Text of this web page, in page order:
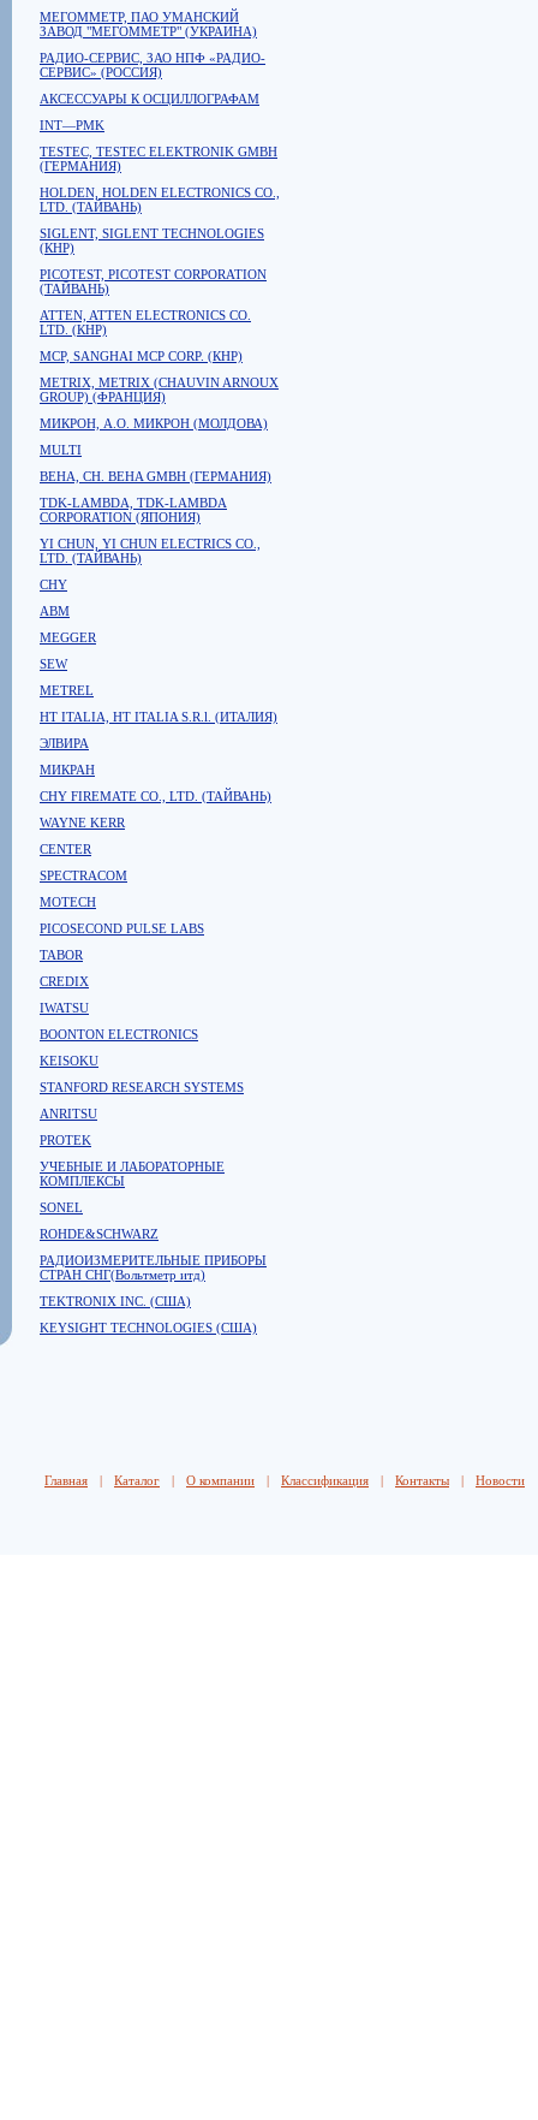
МЕГОММЕТР, ПАО УМАНСКИЙ
ЗАВОД "МЕГОММЕТР" (УКРАИНА)
РАДИО-СЕРВИС, ЗАО НПФ «РАДИО-
СЕРВИС» (РОССИЯ)
АКСЕССУАРЫ К ОСЦИЛЛОГРАФАМ
INT—PMK
TESTEC, TESTEC ELEKTRONIK GMBH
(ГЕРМАНИЯ)
HOLDEN, HOLDEN ELECTRONICS CO.,
LTD. (ТАЙВАНЬ)
SIGLENT, SIGLENT TECHNOLOGIES
(КНР)
PICOTEST, PICOTEST CORPORATION
(ТАЙВАНЬ)
ATTEN, ATTEN ELECTRONICS CO.
LTD. (КНР)
MCP, SANGHAI MCP CORP. (КНР)
METRIX, METRIX (CHAUVIN ARNOUX
GROUP) (ФРАНЦИЯ)
МИКРОН, А.О. МИКРОН (МОЛДОВА)
MULTI
BEHA, CH. BEHA GMBH (ГЕРМАНИЯ)
TDK-LAMBDA, TDK-LAMBDA
CORPORATION (ЯПОНИЯ)
YI CHUN, YI CHUN ELECTRICS CO.,
LTD. (ТАЙВАНЬ)
CHY
ABM
MEGGER
SEW
METREL
HT ITALIA, HT ITALIA S.R.l. (ИТАЛИЯ)
ЭЛВИРА
МИКРАН
CHY FIREMATE CO., LTD. (ТАЙВАНЬ)
WAYNE KERR
CENTER
SPECTRACOM
MOTECH
PICOSECOND PULSE LABS
TABOR
CREDIX
IWATSU
BOONTON ELECTRONICS
KEISOKU
STANFORD RESEARCH SYSTEMS
ANRITSU
PROTEK
УЧЕБНЫЕ И ЛАБОРАТОРНЫЕ
КОМПЛЕКСЫ
SONEL
ROHDE&SCHWARZ
РАДИОИЗМЕРИТЕЛЬНЫЕ ПРИБОРЫ
СТРАН СНГ(Вольтметр итд)
TEKTRONIX INC. (США)
KEYSIGHT TECHNOLOGIES (США)
Главная | Каталог | О компании | Классификация | Контакты | Новости